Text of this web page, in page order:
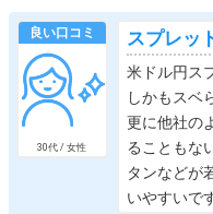
良い口コミ
30代 / 女性
スプレッ
米ドル円ス
しかもスベ
更に他社の
ることもな
タンなどが
いやすいで